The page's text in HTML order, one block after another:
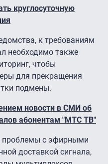
круглосуточную
к требованиям
необходимо также
чтобы
для прекращения
подмены.
новости в СМИ об
абонентам "МТС ТВ"
проблемы с эфирными
доставкой сигнала,